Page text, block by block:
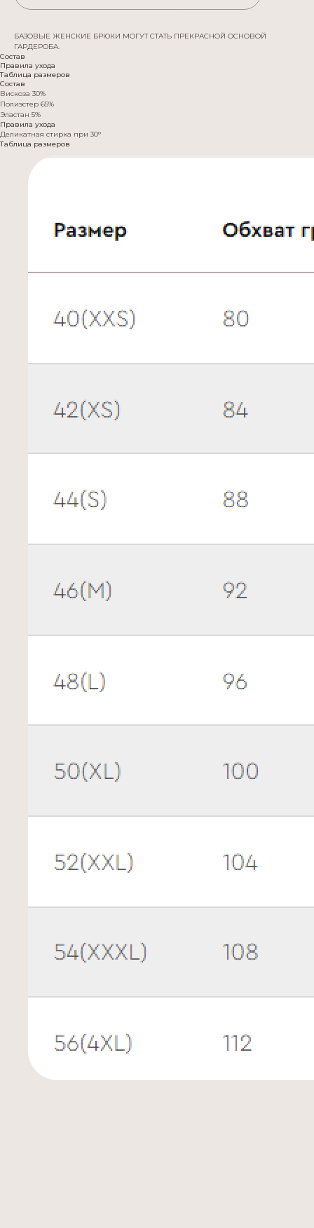
БАЗОВЫЕ ЖЕНСКИЕ БРЮКИ МОГУТ СТАТЬ ПРЕКРАСНОЙ ОСНОВОЙ
ГАРДЕРОБА.
Состав
Правила ухода
Таблица размеров
Состав
Вискоза 30%
Полиэстер 65%
Эластан 5%
Правила ухода
Деликатная стирка при 30°
Таблица размеров